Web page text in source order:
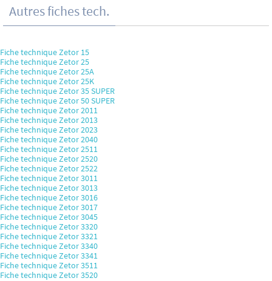
Autres fiches tech.
Fiche technique Zetor 15
Fiche technique Zetor 25
Fiche technique Zetor 25A
Fiche technique Zetor 25K
Fiche technique Zetor 35 SUPER
Fiche technique Zetor 50 SUPER
Fiche technique Zetor 2011
Fiche technique Zetor 2013
Fiche technique Zetor 2023
Fiche technique Zetor 2040
Fiche technique Zetor 2511
Fiche technique Zetor 2520
Fiche technique Zetor 2522
Fiche technique Zetor 3011
Fiche technique Zetor 3013
Fiche technique Zetor 3016
Fiche technique Zetor 3017
Fiche technique Zetor 3045
Fiche technique Zetor 3320
Fiche technique Zetor 3321
Fiche technique Zetor 3340
Fiche technique Zetor 3341
Fiche technique Zetor 3511
Fiche technique Zetor 3520